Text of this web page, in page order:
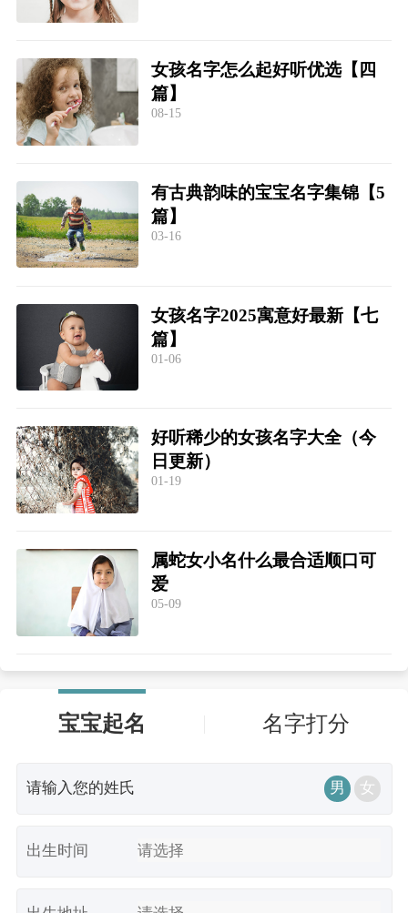
女孩名字怎么起好听优选【四
篇】
08-15
有古典韵味的宝宝名字集锦【5
篇】
03-16
女孩名字2025寓意好最新【七
篇】
01-06
好听稀少的女孩名字大全（今
日更新）
01-19
属蛇女小名什么最合适顺口可
爱
05-09
宝宝起名 名字打分
男 女
出生时间